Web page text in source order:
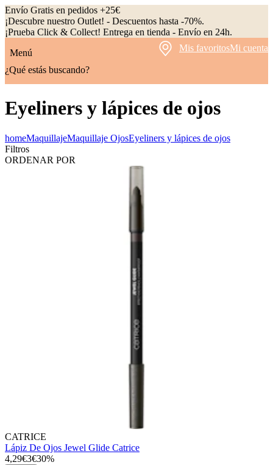
Envío Gratis en pedidos +25€
¡Descubre nuestro Outlet! - Descuentos hasta -70%.
¡Prueba Click & Collect! Entrega en tienda - Envío en 24h.
Menú
Mis favoritosMi cuenta
¿Qué estás buscando?
Eyeliners y lápices de ojos
homeMaquillajeMaquillaje OjosEyeliners y lápices de ojos
Filtros
ORDENAR POR
CATRICE
Lápiz De Ojos Jewel Glide Catrice
4,29€3€30%